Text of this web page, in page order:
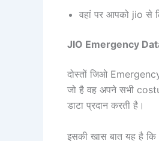
वहां पर आपको jio से
JIO Emergency
दोस्तों जिओ
जो है वह अपने सभी
डाटा प्रदान करती है।
इसकी खास बात यह है